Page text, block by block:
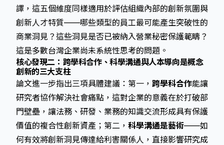
譯，這五個維度同樣適用於評估組織內部的創新氛圍與
創新人才特質——哪些類型的員工最可能產生突破性的
商業洞見？這些洞見是否已被納入營業秘密保護範疇？
這是多數台灣企業尚未系統性思考的問題。
核心發現二：跨學科合作、科學溝通與人本導向是概念
創新的三大支柱
論文進一步指出三項具體建議：第一， 跨學科合作能讓
研究者協作解決社會痛點，這對企業的意義在於打破部
門壁壘，讓法務、研發、業務的知識交流形成具有保護
價值的複合性創新資產；第二， 科學溝通是藝術——如
何有效將創新洞見傳達給利害關係人，直接影響研究成